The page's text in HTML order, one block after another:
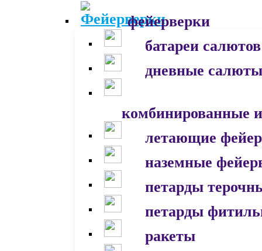
фейерверки
батареи салютов
дневные салюты
комбинированные
летающие
наземные
петарды
петарды
ракеты